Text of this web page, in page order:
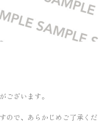
ございます。
ので、あらかじめご了承くだ